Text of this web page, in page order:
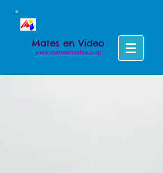
Mates en Vídeo
www.matesenvideo.com